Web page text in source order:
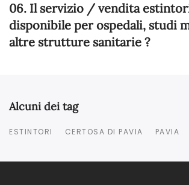
06. Il servizio / vendita
disponibile per ospedali, studi
altre strutture sanitarie ?
Alcuni dei tag
ESTINTORI CERTOSA DI PAVIA PAVIA